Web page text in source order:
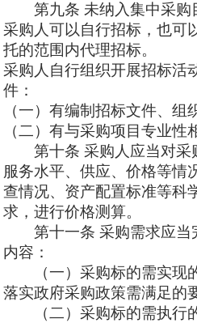
第九条 未纳入集中采购
采购人可以自行招标，也可
托的范围内代理招标。
采购人自行组织开展招标活
件：
（一）有编制招标文件、组
（二）有与采购项目专业性
第十条 采购人应当对采
服务水平、供应、价格等情
查情况、资产配置标准等科
求，进行价格测算。
第十一条 采购需求应当
内容：
（一）采购标的需实
落实政府采购政策需满足的
（二）采购标的需执